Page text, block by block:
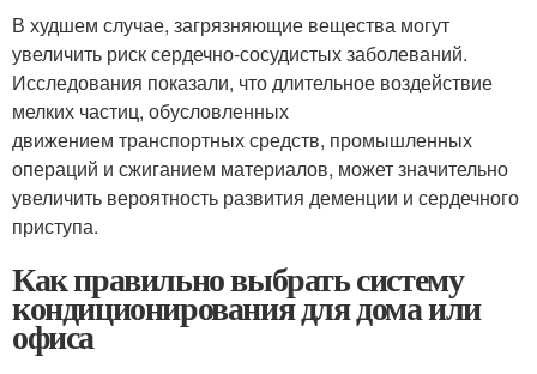
В худшем случае, загрязняющие вещества могут
увеличить риск сердечно-сосудистых заболеваний.
Исследования показали, что длительное воздействие
мелких частиц, обусловленных
движением транспортных средств, промышленных
операций и сжиганием материалов, может значительно
увеличить вероятность развития деменции и сердечного
приступа.
Как правильно выбрать систему
кондиционирования для дома или
офиса